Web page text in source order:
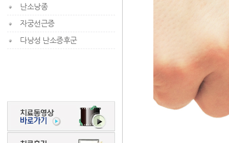
난소낭종
자궁선근증
다낭성 난소증후군